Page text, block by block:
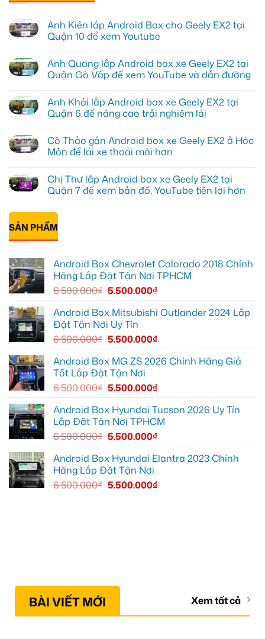
Anh Kiên lắp Android Box cho Geely EX2 tại
Quận 10 để xem Youtube
bình
luận
ở
lắp
Android
Box
EX2
tại
Quận
xem
Youtube
Anh Quang lắp Android box xe Geely EX2 tại
Quận Gò Vấp để xem YouTube và dẫn đường
bình
luận
ở
lắp
Android
box
EX2
tại
Quận
xem
YouTube
và
Anh Khải lắp Android box xe Geely EX2 tại
Quận 6 để nâng cao trải nghiệm lái
bình
luận
ở
lắp
Android
box
EX2
tại
Quận
6
cao
trải
nghiệm
Cô Thảo gắn Android box xe Geely EX2 ở Hóc
Môn để lái xe thoải mái hơn
bình
luận
ở
gắn
Android
box
xe
Hóc
Môn
thoải
mái
hơn
Chị Thư lắp Android box xe Geely EX2 tại
Quận 7 để xem bản đồ, YouTube tiện lợi hơn
có
luận
ở
Chị
Android
box
Geely
EX2
Quận
để
bản
YouTube
tiện
lợi
hơn
SẢN PHẨM
Android Box Chevrolet Colorado 2018 Chính
Hãng Lắp Đặt Tận Nơi TPHCM
6.500.000₫ 5.500.000₫
Android Box Mitsubishi Outlander 2024 Lắp
Đặt Tận Nơi Uy Tín
6.500.000₫ 5.500.000₫
Android Box MG ZS 2026 Chính Hãng Giá
Tốt Lắp Đặt Tận Nơi
6.500.000₫ 5.500.000₫
Android Box Hyundai Tucson 2026 Uy Tín
Lắp Đặt Tận Nơi TPHCM
6.500.000₫ 5.500.000₫
Android Box Hyundai Elantra 2023 Chính
Hãng Lắp Đặt Tận Nơi
6.500.000₫ 5.500.000₫
BÀI VIẾT MỚI Xem tất cả